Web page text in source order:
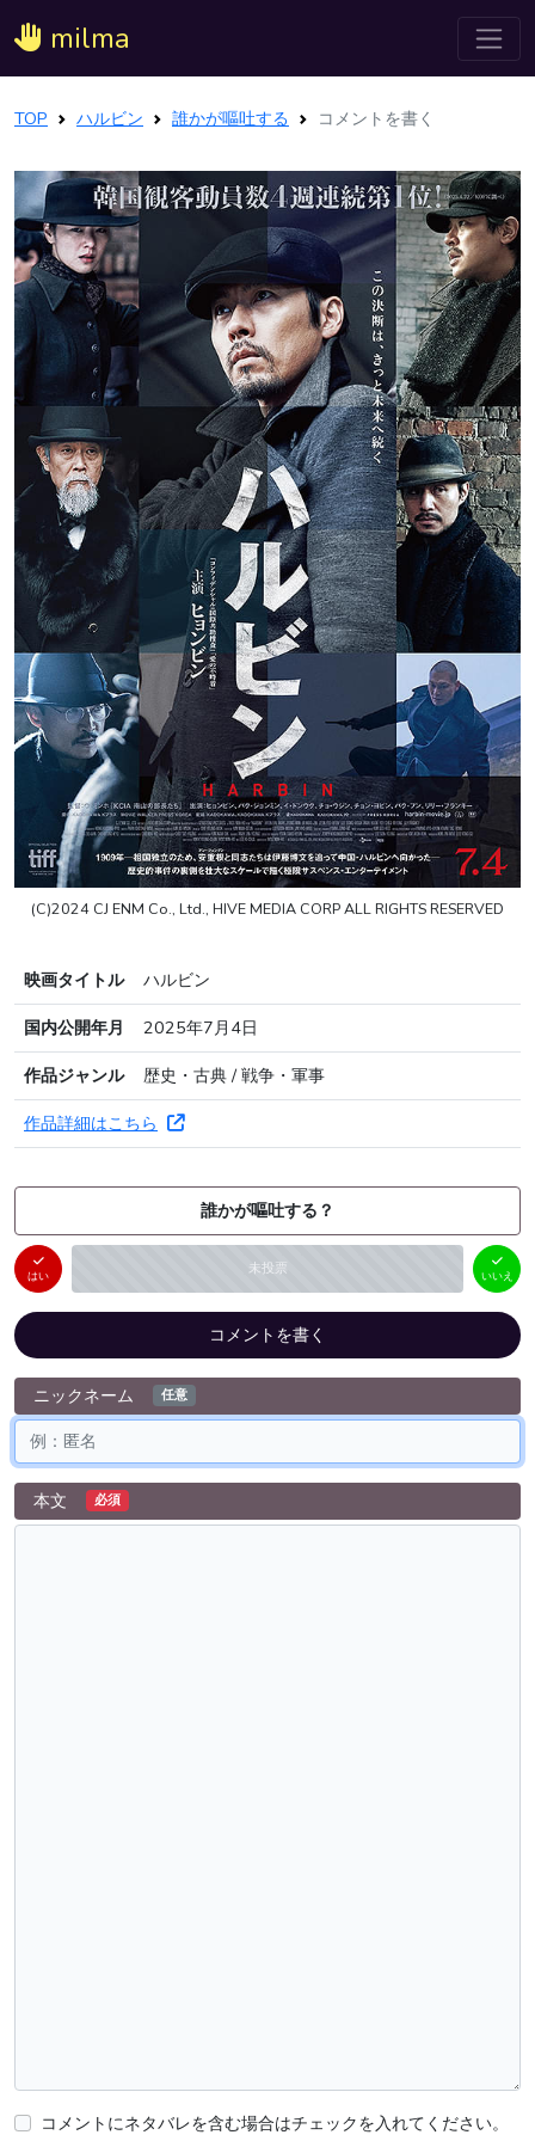
milma
TOP ハルビン 誰かが嘔吐する コメントを書く
(C)2024 CJ ENM Co., Ltd., HIVE MEDIA CORP ALL RIGHTS RESERVED
映画タイトル
ハルビン
国内公開年月
2025年7月4日
作品ジャンル
歴史・古典 / 戦争・軍事
作品詳細はこちら
誰かが嘔吐する？
はい 未投票
いいえ
（ 0件）
いいえ
コメントを書く
ニックネーム 任意
本文 必須
コメントにネタバレを含む場合はチェックを入れてください。